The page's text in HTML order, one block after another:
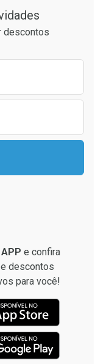
sem Desconto
sem Desconto
descontos
APP e confira
descontos
para você!